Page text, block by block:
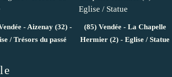
- Aizenay (32) -
/ Trésors du passé
(85) Vendée - La Chapelle
Hermier (2) - Eglise / Statue